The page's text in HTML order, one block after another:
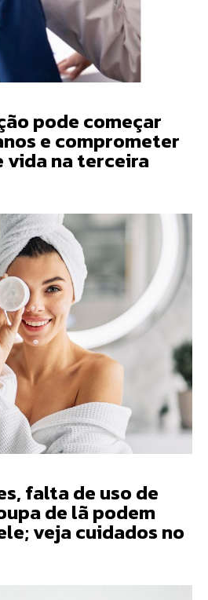
pode começar
e comprometer
vida na terceira
falta de uso de
de lã podem
veja cuidados no